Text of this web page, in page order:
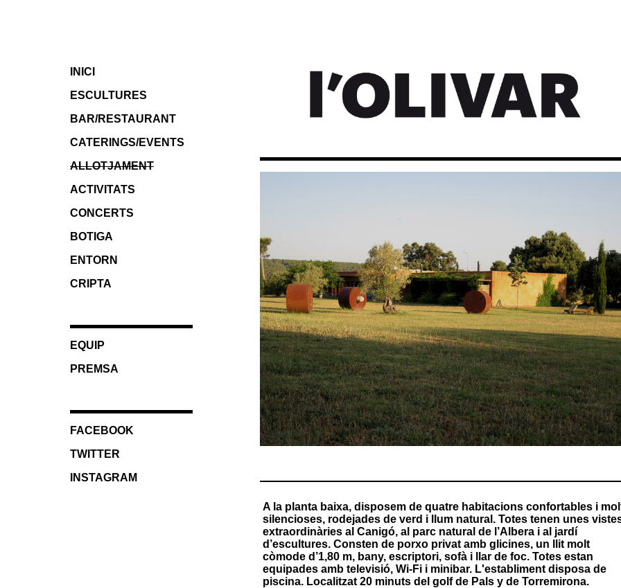
INICI
ESCULTURES
BAR/RESTAURANT
CATERINGS/EVENTS
ALLOTJAMENT
ACTIVITATS
CONCERTS
BOTIGA
ENTORN
CRIPTA
EQUIP
PREMSA
FACEBOOK
TWITTER
INSTAGRAM
A la planta baixa, disposem de quatre habitacions confortables i
silencioses, rodejades de verd i llum natural. Totes tenen unes
extraordinàries al Canigó, al parc natural de l’Albera i al jardí
d’escultures. Consten de porxo privat amb glicines, un llit molt
còmode d’1,80 m, bany, escriptori, sofà i llar de foc. Totes estan
equipades amb televisió, Wi-Fi i minibar. L'establiment disposa de
piscina. Localitzat 20 minuts del golf de Pals y de Torremirona.